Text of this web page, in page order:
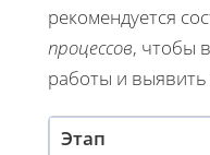
рекомендуется
процессов, чтобы
работы и
Этап